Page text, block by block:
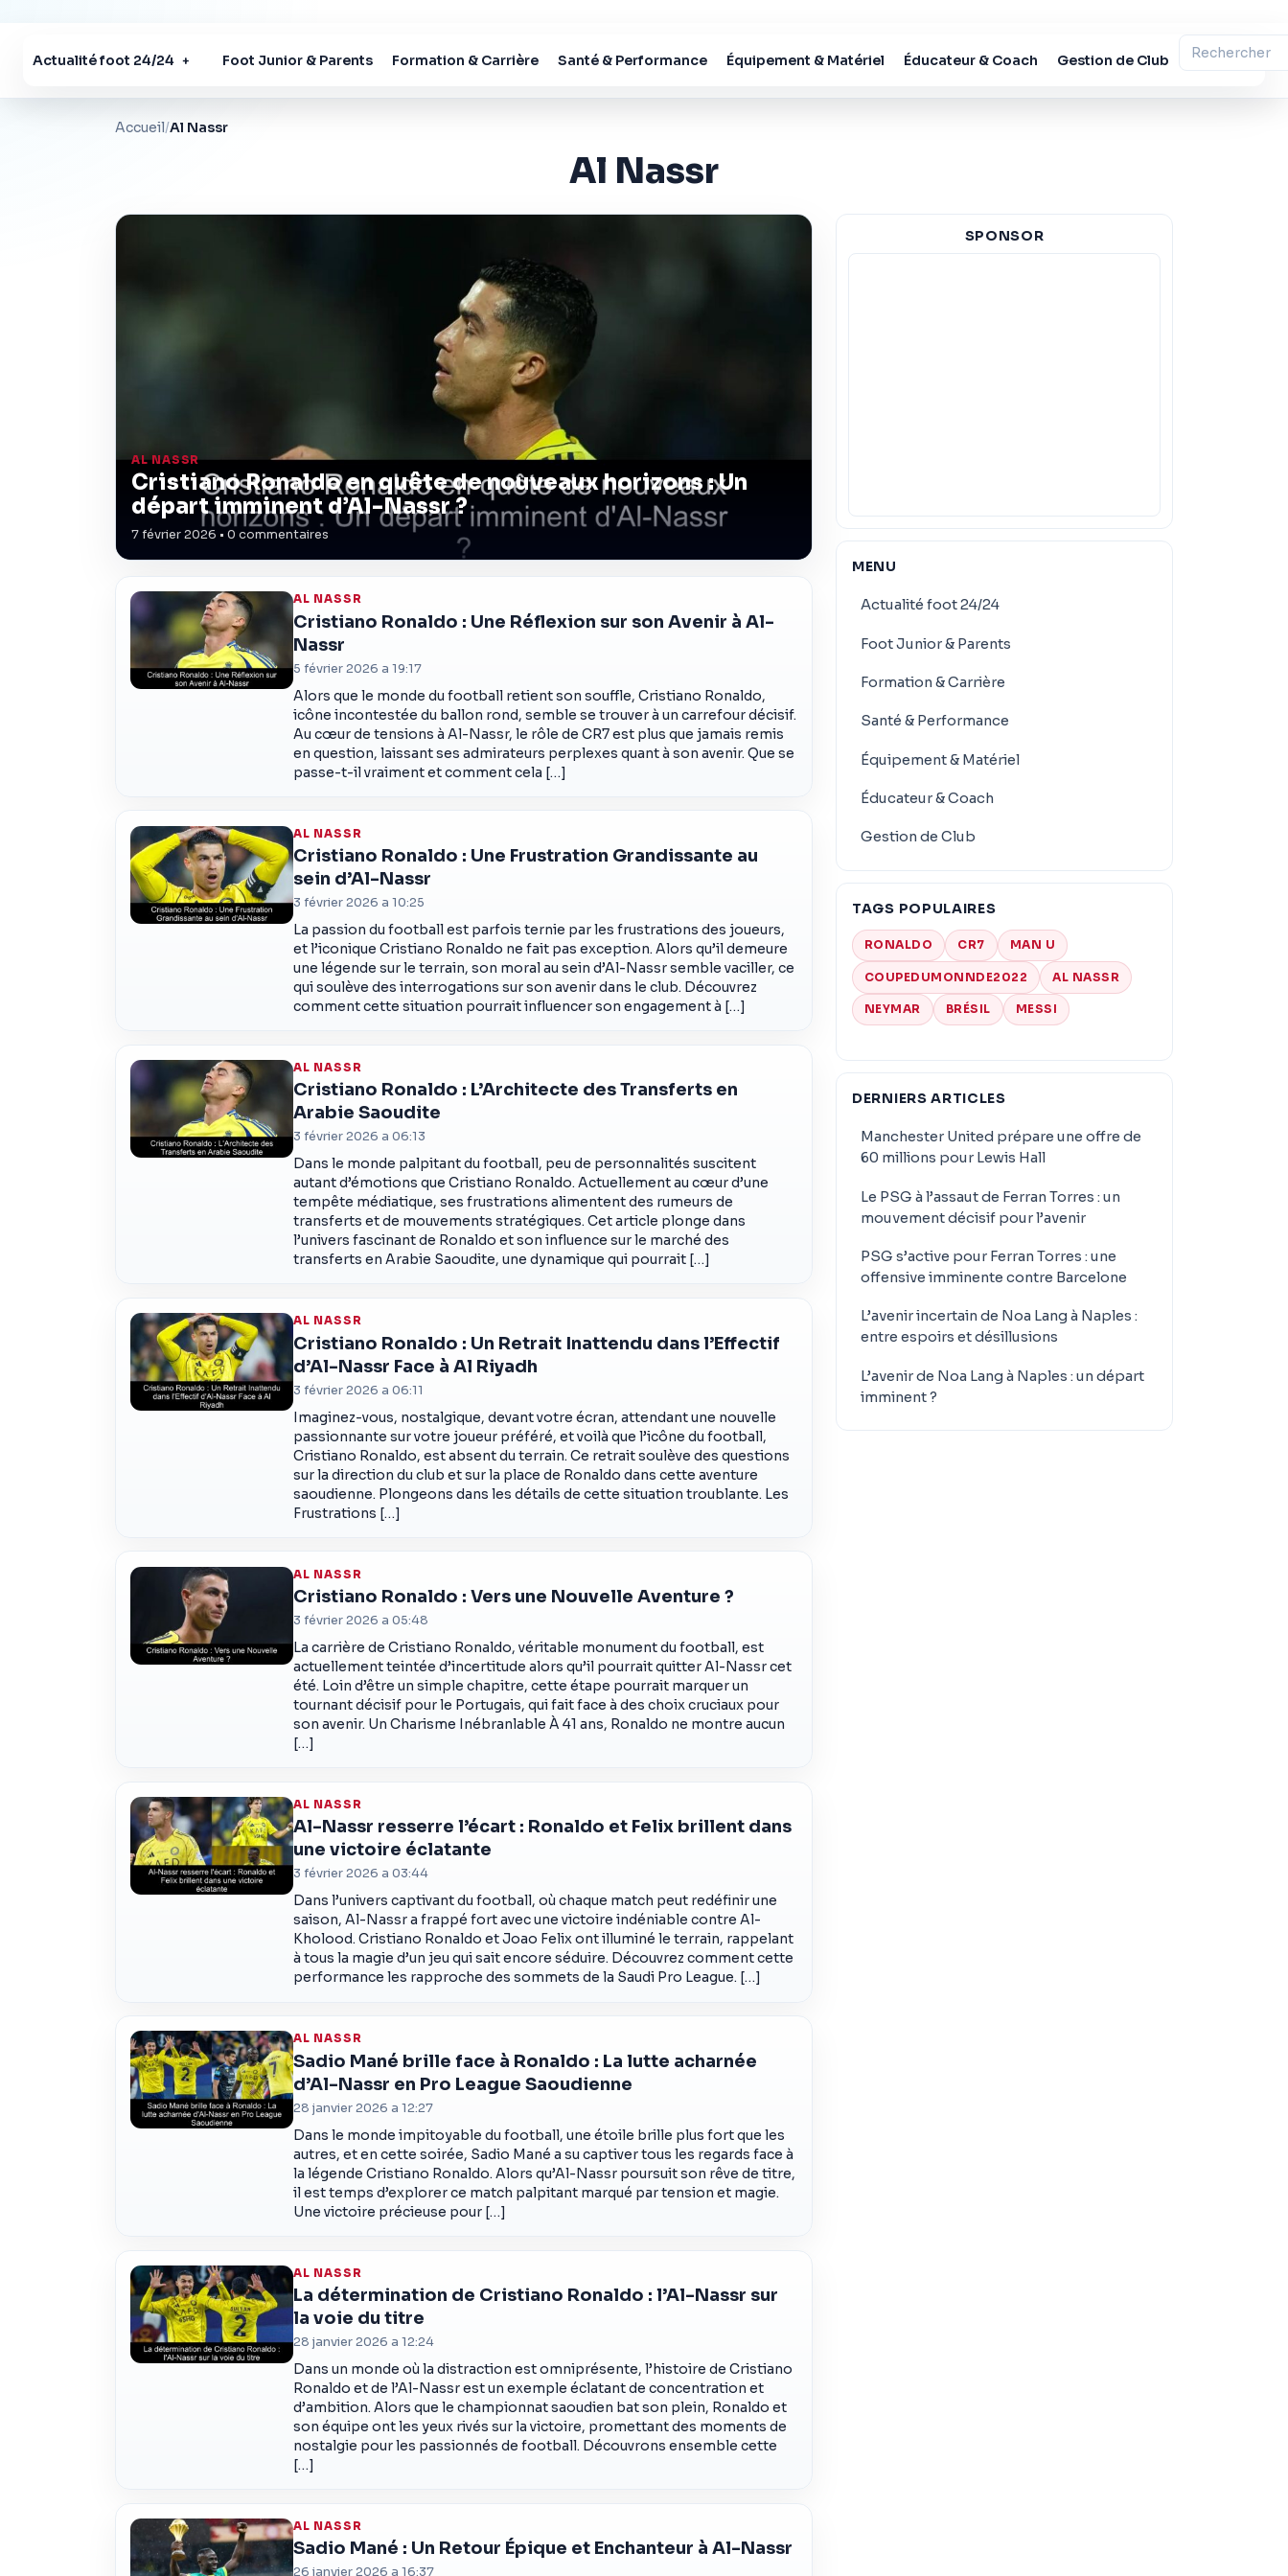
Actualité foot 24/24 + Foot Junior & Parents Formation & Carrière Santé & Performance Équipement & Matériel Éducateur & Coach Gestion de Club
Accueil/Al Nassr
Al Nassr
AL NASSR
Cristiano Ronaldo en quête de nouveaux horizons : Un
départ imminent d’Al-Nassr ?
7 février 2026 • 0 commentaires
AL NASSR
Cristiano Ronaldo : Une Réflexion sur son Avenir à Al-
Nassr
5 février 2026 a 19:17
Alors que le monde du football retient son souffle, Cristiano Ronaldo,
icône incontestée du ballon rond, semble se trouver à un carrefour décisif.
Au cœur de tensions à Al-Nassr, le rôle de CR7 est plus que jamais remis
en question, laissant ses admirateurs perplexes quant à son avenir. Que se
passe-t-il vraiment et comment cela […]
AL NASSR
Cristiano Ronaldo : Une Frustration Grandissante au
sein d’Al-Nassr
3 février 2026 a 10:25
La passion du football est parfois ternie par les frustrations des joueurs,
et l’iconique Cristiano Ronaldo ne fait pas exception. Alors qu’il demeure
une légende sur le terrain, son moral au sein d’Al-Nassr semble vaciller, ce
qui soulève des interrogations sur son avenir dans le club. Découvrez
comment cette situation pourrait influencer son engagement à […]
AL NASSR
Cristiano Ronaldo : L’Architecte des Transferts en
Arabie Saoudite
3 février 2026 a 06:13
Dans le monde palpitant du football, peu de personnalités suscitent
autant d’émotions que Cristiano Ronaldo. Actuellement au cœur d’une
tempête médiatique, ses frustrations alimentent des rumeurs de
transferts et de mouvements stratégiques. Cet article plonge dans
l’univers fascinant de Ronaldo et son influence sur le marché des
transferts en Arabie Saoudite, une dynamique qui pourrait […]
AL NASSR
Cristiano Ronaldo : Un Retrait Inattendu dans l’Effectif
d’Al-Nassr Face à Al Riyadh
3 février 2026 a 06:11
Imaginez-vous, nostalgique, devant votre écran, attendant une nouvelle
passionnante sur votre joueur préféré, et voilà que l’icône du football,
Cristiano Ronaldo, est absent du terrain. Ce retrait soulève des questions
sur la direction du club et sur la place de Ronaldo dans cette aventure
saoudienne. Plongeons dans les détails de cette situation troublante. Les
Frustrations […]
AL NASSR
Cristiano Ronaldo : Vers une Nouvelle Aventure ?
3 février 2026 a 05:48
La carrière de Cristiano Ronaldo, véritable monument du football, est
actuellement teintée d’incertitude alors qu’il pourrait quitter Al-Nassr cet
été. Loin d’être un simple chapitre, cette étape pourrait marquer un
tournant décisif pour le Portugais, qui fait face à des choix cruciaux pour
son avenir. Un Charisme Inébranlable À 41 ans, Ronaldo ne montre aucun
[…]
AL NASSR
Al-Nassr resserre l’écart : Ronaldo et Felix brillent dans
une victoire éclatante
3 février 2026 a 03:44
Dans l’univers captivant du football, où chaque match peut redéfinir une
saison, Al-Nassr a frappé fort avec une victoire indéniable contre Al-
Kholood. Cristiano Ronaldo et Joao Felix ont illuminé le terrain, rappelant
à tous la magie d’un jeu qui sait encore séduire. Découvrez comment cette
performance les rapproche des sommets de la Saudi Pro League. […]
AL NASSR
Sadio Mané brille face à Ronaldo : La lutte acharnée
d’Al-Nassr en Pro League Saoudienne
28 janvier 2026 a 12:27
Dans le monde impitoyable du football, une étoile brille plus fort que les
autres, et en cette soirée, Sadio Mané a su captiver tous les regards face à
la légende Cristiano Ronaldo. Alors qu’Al-Nassr poursuit son rêve de titre,
il est temps d’explorer ce match palpitant marqué par tension et magie.
Une victoire précieuse pour […]
AL NASSR
La détermination de Cristiano Ronaldo : l’Al-Nassr sur
la voie du titre
28 janvier 2026 a 12:24
Dans un monde où la distraction est omniprésente, l’histoire de Cristiano
Ronaldo et de l’Al-Nassr est un exemple éclatant de concentration et
d’ambition. Alors que le championnat saoudien bat son plein, Ronaldo et
son équipe ont les yeux rivés sur la victoire, promettant des moments de
nostalgie pour les passionnés de football. Découvrons ensemble cette
[…]
AL NASSR
Sadio Mané : Un Retour Épique et Enchanteur à Al-Nassr
26 janvier 2026 a 16:37
SPONSOR
MENU
Actualité foot 24/24
Foot Junior & Parents
Formation & Carrière
Santé & Performance
Équipement & Matériel
Éducateur & Coach
Gestion de Club
TAGS POPULAIRES
RONALDO CR7 MAN U
COUPEDUMONNDE2022 AL NASSR
NEYMAR BRÉSIL MESSI
DERNIERS ARTICLES
Manchester United prépare une offre de
60 millions pour Lewis Hall
Le PSG à l’assaut de Ferran Torres : un
mouvement décisif pour l’avenir
PSG s’active pour Ferran Torres : une
offensive imminente contre Barcelone
L’avenir incertain de Noa Lang à Naples :
entre espoirs et désillusions
L’avenir de Noa Lang à Naples : un départ
imminent ?